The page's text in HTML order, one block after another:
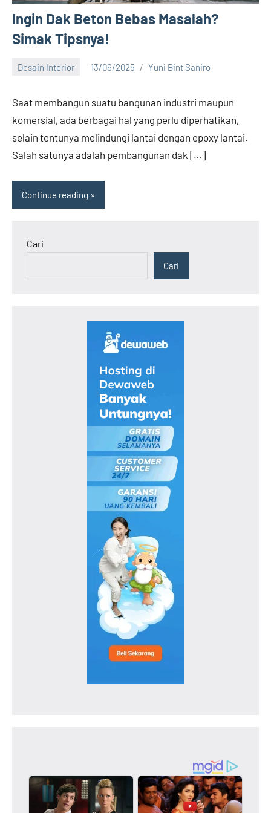
Ingin Dak Beton Bebas Masalah?
Simak Tipsnya!
Desain Interior 13/06/2025 Yuni Bint Saniro
Saat membangun suatu bangunan industri maupun
komersial, ada berbagai hal yang perlu diperhatikan,
selain tentunya melindungi lantai dengan epoxy lantai.
Salah satunya adalah pembangunan dak […]
Continue reading
Cari
Cari